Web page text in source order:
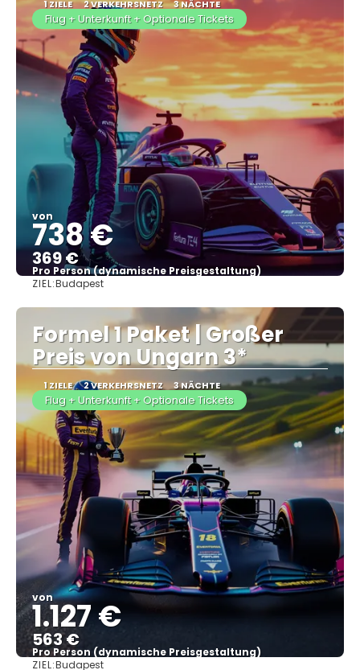
1 ZIELE 2 VERKEHRSNETZ 3 NÄCHTE
Flug + Unterkunft + Optionale Tickets
von
738 €
369 €
Pro Person (dynamische Preisgestaltung)
ZIEL:Budapest
Formel 1 Paket | Großer
Preis von Ungarn 3*
1 ZIELE 2 VERKEHRSNETZ 3 NÄCHTE
Flug + Unterkunft + Optionale Tickets
von
1.127 €
563 €
Pro Person (dynamische Preisgestaltung)
ZIEL:Budapest